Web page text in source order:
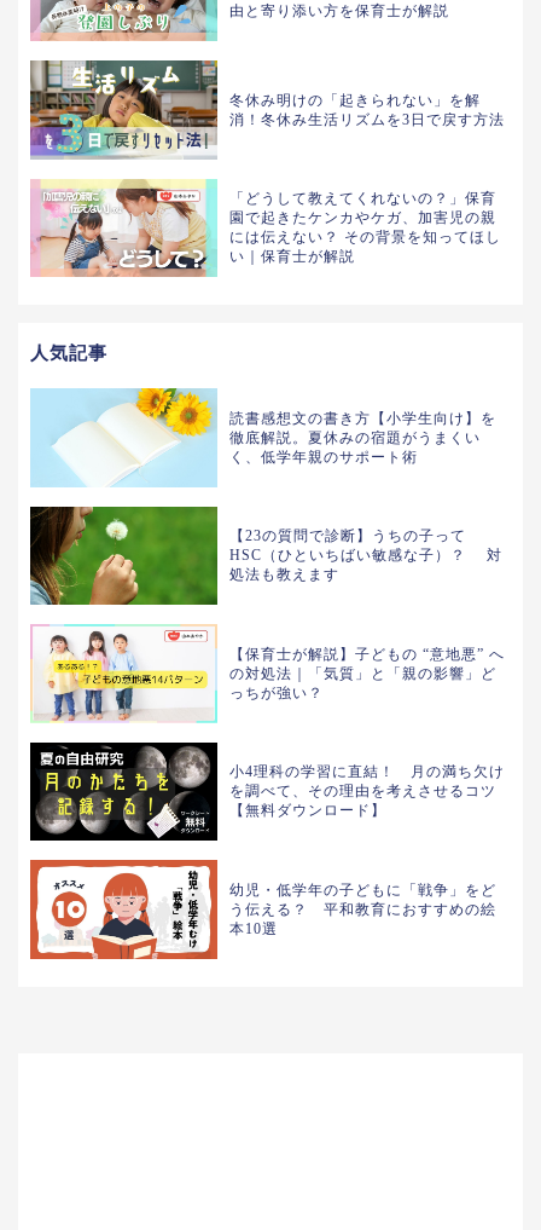
由と寄り添い方を保育士が解説
冬休み明けの「起きられない」を解
消！冬休み生活リズムを3日で戻す方法
「どうして教えてくれないの？」保育
園で起きたケンカやケガ、加害児の親
には伝えない？ その背景を知ってほし
い｜保育士が解説
人気記事
読書感想文の書き方【小学生向け】を
徹底解説。夏休みの宿題がうまくい
く、低学年親のサポート術
【23の質問で診断】うちの子って
HSC（ひといちばい敏感な子）？ 対
処法も教えます
【保育士が解説】子どもの “意地悪” へ
の対処法｜「気質」と「親の影響」ど
っちが強い？
小4理科の学習に直結！ 月の満ち欠け
を調べて、その理由を考えさせるコツ
【無料ダウンロード】
幼児・低学年の子どもに「戦争」をど
う伝える？ 平和教育におすすめの絵
本10選